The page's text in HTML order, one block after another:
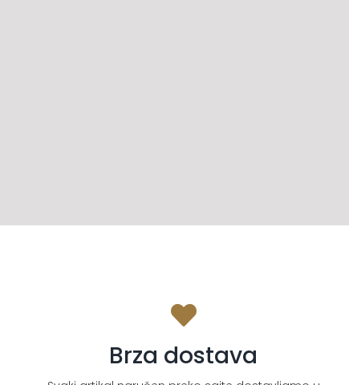
Brza dostava